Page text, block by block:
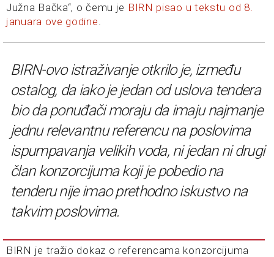
Južna Bačka“, o čemu je BIRN pisao u tekstu od 8.
januara ove godine
BIRN-ovo istraživanje otkrilo je, između
ostalog, da iako je jedan od uslova tendera
bio da ponuđači moraju da imaju najmanje
jednu relevantnu referencu na poslovima
ispumpavanja velikih voda, ni jedan ni drugi
član konzorcijuma koji je pobedio na
tenderu nije imao prethodno iskustvo na
takvim poslovima.
BIRN je tražio dokaz o referencama konzorcijuma